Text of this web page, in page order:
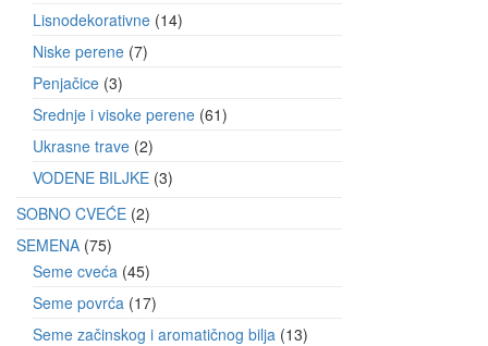
Lisnodekorativne 14
Niske perene 7
Penjačice 3
Srednje i visoke perene 61
Ukrasne trave 2
VODENE BILJKE 3
SOBNO CVEĆE 2
SEMENA 75
Seme cveća 45
Seme povrća 17
Seme začinskog i aromatičnog bilja 13